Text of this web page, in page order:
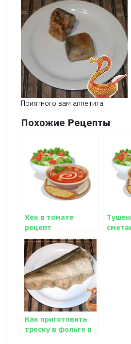
Приятного вам аппетита.
Похожие Рецепты
Хек в томате
рецепт
Как приготовить
треску в фольге в